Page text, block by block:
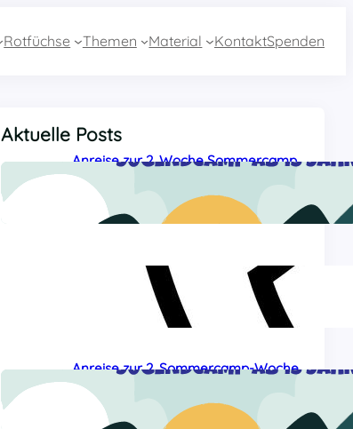
Rotfüchse Themen Material KontaktSpenden
Aktuelle Posts
Anreise zur 2. Woche Sommercamp
aus Essen mit dem Zug
27 Juli, 2026
Sommercamp-Hotline 2026
26 Juli, 2026
Anreise zur 2. Sommercamp-Woche
aus Baden-Württemberg
24 Juli, 2026